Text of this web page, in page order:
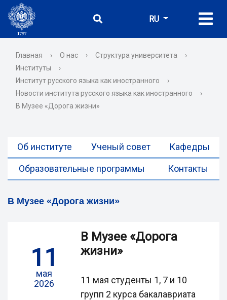
RU
Главная › О нас › Структура университета
›
Институты
›
Институт русского языка как иностранного
›
Новости института русского языка как иностранного
›
В Музее «Дорога жизни»
Об институте Ученый совет Кафедры
Образовательные программы Контакты
В Музее «Дорога жизни»
11
мая
2026
В Музее «Дорога
жизни»
11 мая студенты 1, 7 и 10
групп 2 курса бакалавриата